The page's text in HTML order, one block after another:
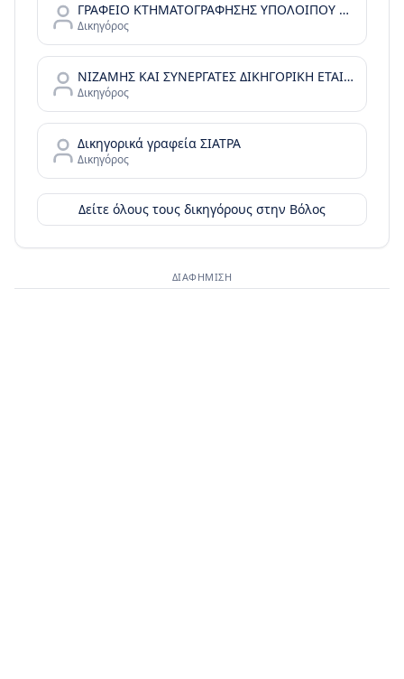
ΓΡΑΦΕΙΟ ΚΤΗΜΑΤΟΓΡΑΦΗΣΗΣ ΥΠΟΛΟΙΠΟΥ ΜΑΓΝΗΣΙΑΣ ΚΑΙ ΣΠΟΡΑΔΩΝ
Δικηγόρος
ΝΙΖΑΜΗΣ ΚΑΙ ΣΥΝΕΡΓΑΤΕΣ ΔΙΚΗΓΟΡΙΚΗ ΕΤΑΙΡΙΑ - ΒΑΣΙΛΗΣ ΝΙΖΑΜΗΣ - EX LEGE
Δικηγόρος
Δικηγορικά γραφεία ΣΙΑΤΡΑ
Δικηγόρος
Δείτε όλους τους δικηγόρους στην Βόλος
ΔΙΑΦΉΜΙΣΗ